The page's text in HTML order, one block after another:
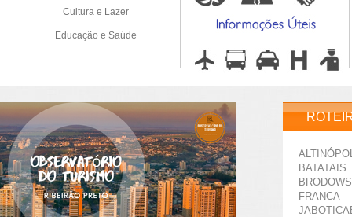
Cultura e Lazer
Educação e Saúde
BATATAIS
FRANCA